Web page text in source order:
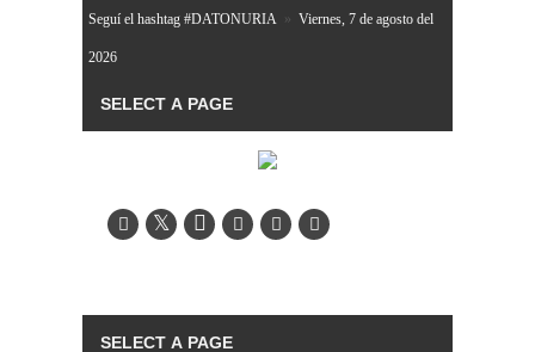
Seguí el hashtag #DATONURIA » Viernes, 7 de agosto del
2026